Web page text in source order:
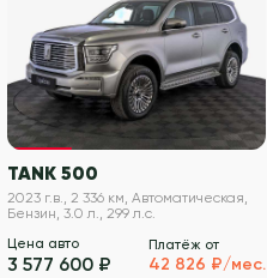
TANK 500
2023 г.в., 2 336 км, Автоматическая,
Бензин, 3.0 л., 299 л.с.
Цена авто
3 577 600 ₽
Платёж от
42 826 ₽/мес.